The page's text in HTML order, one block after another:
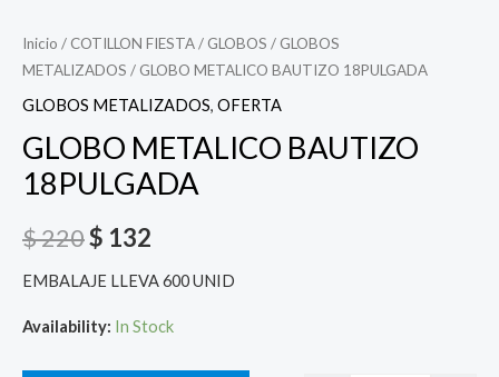
Inicio / COTILLON FIESTA/ GLOBOS / GLOBOS
METALIZADOS / GLOBO METALICO BAUTIZO 18PULGADA
GLOBOS METALIZADOS, OFERTA
GLOBO METALICO BAUTIZO
18PULGADA
$220$ 132
EMBALAJE LLEVA 600 UNID
Availability: In Stock